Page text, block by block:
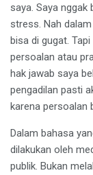
saya. Saya
stress. Nah
bisa di gugat.
persoalan atau
hak jawab saya
pengadilan pasti
karena persoalan
Dalam bahasa
dilakukan oleh
publik. Bukan